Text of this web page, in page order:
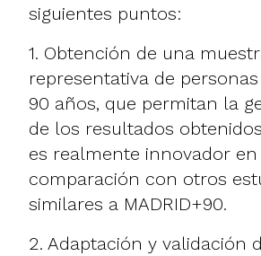
siguientes puntos:
1. Obtención de una
representativa de
90 años, que permitan la
de los resultados
es realmente innovador en
comparación con otros
similares a MADRID+90.
2. Adaptación y validación